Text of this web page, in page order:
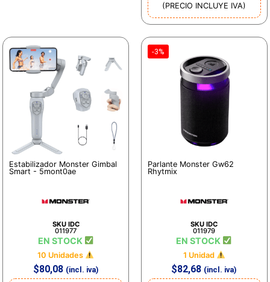
(PRECIO INCLUYE IVA)
Estabilizador Monster Gimbal
Smart - 5mont0ae
SKU IDC
011977
EN STOCK
10 Unidades
$80,08 (incl. iva)
-3%
Parlante Monster Gw62
Rhytmix
SKU IDC
011979
EN STOCK
1 Unidad
$82,68 (incl. iva)